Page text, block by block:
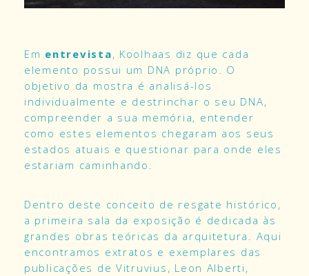
Em entrevista, Koolhaas diz que cada
elemento possui um DNA próprio. O
objetivo da mostra é analisá-los
individualmente e destrinchar o seu DNA,
compreender a sua memória, entender
como estes elementos chegaram aos seus
estados atuais e questionar para onde eles
estariam caminhando.
Dentro deste conceito de resgate histórico,
a primeira sala da exposição é dedicada às
grandes obras teóricas da arquitetura. Aqui
encontramos extratos e exemplares das
publicações de Vitruvius, Leon Alberti,